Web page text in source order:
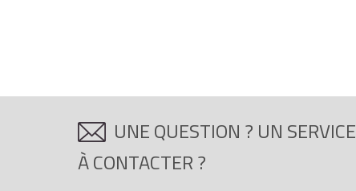
UNE QUESTION ? UN SERVICE
À CONTACTER ?